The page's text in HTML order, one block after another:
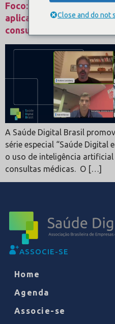
Foco: Aplicações
aplicações práticas de IA
consultas
A Saúde Digital Brasil
série especial “Saúde Digital
o uso de inteligência
consultas médicas. O […]
ASSOCIE-SE
Home
Agenda
Associe-se
Close and do not